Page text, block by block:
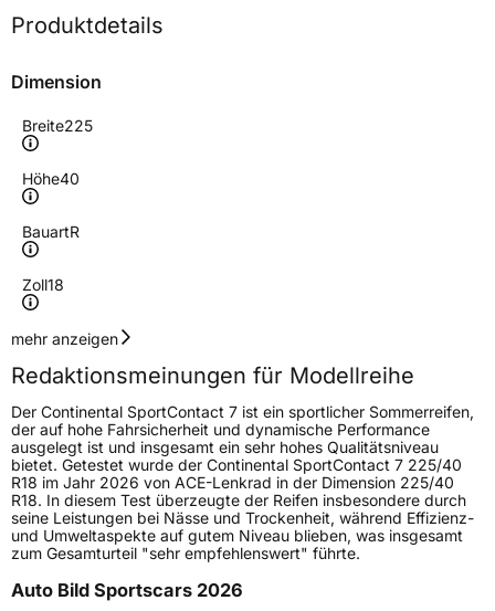
Produktdetails
Dimension
Breite225
Höhe40
BauartR
Zoll18
Geschwindigkeitsindex
Höchstgeschwindigkeit
300 km/h
Lastindex92
Höchstlast630 kg
Gewicht (in kg)8,749 kg
Generelle Merkmale
FahrzeugtypPKW
mehr anzeigen
Redaktionsmeinungen für Modellreihe
Der Continental SportContact 7 ist ein sportlicher Sommerreifen,
der auf hohe Fahrsicherheit und dynamische Performance
ausgelegt ist und insgesamt ein sehr hohes Qualitätsniveau
bietet. Getestet wurde der Continental SportContact 7 225/40
R18 im Jahr 2026 von ACE-Lenkrad in der Dimension 225/40
R18. In diesem Test überzeugte der Reifen insbesondere durch
seine Leistungen bei Nässe und Trockenheit, während Effizienz-
und Umweltaspekte auf gutem Niveau blieben, was insgesamt
zum Gesamturteil "sehr empfehlenswert" führte.
Auto Bild Sportscars 2026